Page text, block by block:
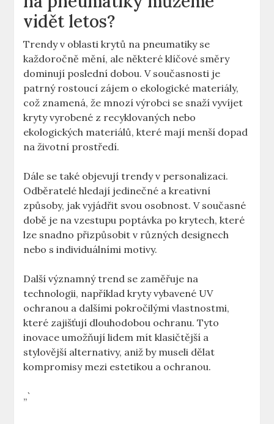
vidět letos?
Trendy v oblasti krytů na pneumatiky se
každoročně mění, ale některé klíčové směry
dominují poslední dobou. V současnosti je
patrný rostoucí zájem o ekologické materiály,
což znamená, že mnozí výrobci se snaží vyvíjet
kryty vyrobené z recyklovaných nebo
ekologických materiálů, které mají menší dopad
na životní prostředí.
Dále se také objevují trendy v personalizaci.
Odběratelé hledají jedinečné a kreativní
způsoby, jak vyjádřit svou osobnost. V současné
době je na vzestupu poptávka po krytech, které
lze snadno přizpůsobit v různých designech
nebo s individuálními motivy.
Další významný trend se zaměřuje na
technologii, například kryty vybavené UV
ochranou a dalšími pokročilými vlastnostmi,
které zajišťují dlouhodobou ochranu. Tyto
inovace umožňují lidem mít klasičtější a
stylovější alternativy, aniž by museli dělat
kompromisy mezi estetikou a ochranou.
„`